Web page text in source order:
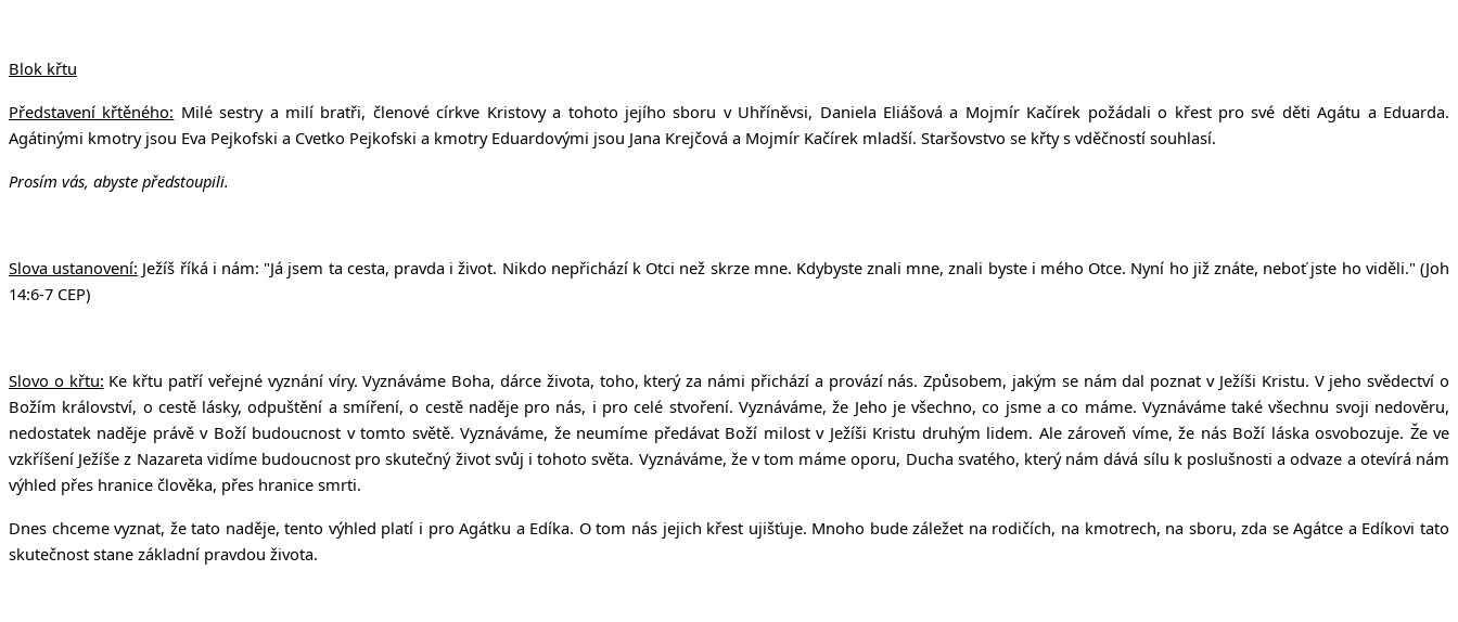
Blok křtu
Představení křtěného: Milé sestry a milí bratři, členové církve Kristovy a tohoto jejího sboru v Uhříněvsi, Daniela Eliášová a Mojmír Kačírek požádali o křest pro své děti Agátu a Eduarda.
Agátinými kmotry jsou Eva Pejkofski a Cvetko Pejkofski a kmotry Eduardovými jsou Jana Krejčová a Mojmír Kačírek mladší. Staršovstvo se křty s vděčností souhlasí.
Prosím vás, abyste předstoupili.
Slova ustanovení: Ježíš říká i nám: "Já jsem ta cesta, pravda i život. Nikdo nepřichází k Otci než skrze mne. Kdybyste znali mne, znali byste i mého Otce. Nyní ho již znáte, neboť jste ho viděli." (Joh
14:6-7 CEP)
Slovo o křtu: Ke křtu patří veřejné vyznání víry. Vyznáváme Boha, dárce života, toho, který za námi přichází a provází nás. Způsobem, jakým se nám dal poznat v Ježíši Kristu. V jeho svědectví o
Božím království, o cestě lásky, odpuštění a smíření, o cestě naděje pro nás, i pro celé stvoření. Vyznáváme, že Jeho je všechno, co jsme a co máme. Vyznáváme také všechnu svoji nedověru,
nedostatek naděje právě v Boží budoucnost v tomto světě. Vyznáváme, že neumíme předávat Boží milost v Ježíši Kristu druhým lidem. Ale zároveň víme, že nás Boží láska osvobozuje. Že ve
vzkříšení Ježíše z Nazareta vidíme budoucnost pro skutečný život svůj i tohoto světa. Vyznáváme, že v tom máme oporu, Ducha svatého, který nám dává sílu k poslušnosti a odvaze a otevírá nám
výhled přes hranice člověka, přes hranice smrti.
Dnes chceme vyznat, že tato naděje, tento výhled platí i pro Agátku a Edíka. O tom nás jejich křest ujišťuje. Mnoho bude záležet na rodičích, na kmotrech, na sboru, zda se Agátce a Edíkovi tato
skutečnost stane základní pravdou života.